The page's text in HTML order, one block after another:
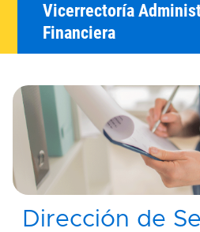
Vicerrectoría
Financiera
Dirección Financiera
Dirección de Servicios
Dirección de Bienestar
Dirección de